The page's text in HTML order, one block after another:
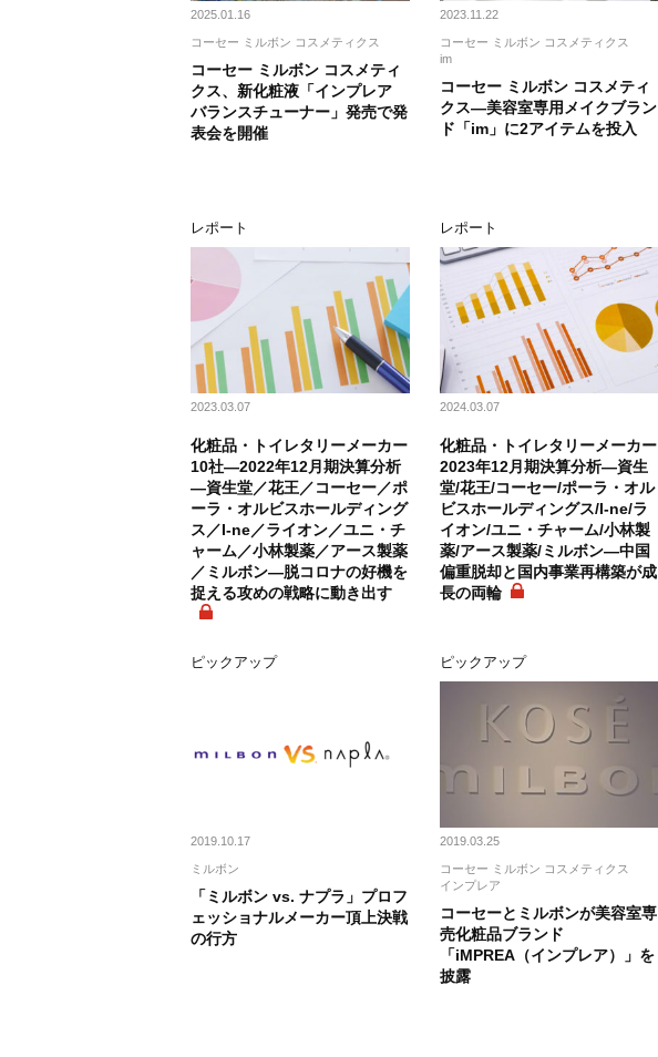
2025.01.16
コーセー ミルボン コスメティクス
コーセー ミルボン コスメティ
クス、新化粧液「インプレア
バランスチューナー」発売で発
表会を開催
2023.11.22
コーセー ミルボン コスメティクス
im
コーセー ミルボン コスメティ
クス―美容室専用メイクブラン
ド「im」に2アイテムを投入
レポート
2023.03.07
化粧品・トイレタリーメーカー
10社―2022年12月期決算分析
―資生堂／花王／コーセー／ポ
ーラ・オルビスホールディング
ス／I-ne／ライオン／ユニ・チ
ャーム／小林製薬／アース製薬
／ミルボン―脱コロナの好機を
捉える攻めの戦略に動き出す
レポート
2024.03.07
化粧品・トイレタリーメーカー
2023年12月期決算分析―資生
堂/花王/コーセー/ポーラ・オル
ビスホールディングス/I-ne/ラ
イオン/ユニ・チャーム/小林製
薬/アース製薬/ミルボン―中国
偏重脱却と国内事業再構築が成
長の両輪
ピックアップ
2019.10.17
ミルボン
「ミルボン vs. ナプラ」プロフ
ェッショナルメーカー頂上決戦
の行方
ピックアップ
2019.03.25
コーセー ミルボン コスメティクス
インプレア
コーセーとミルボンが美容室専
売化粧品ブランド
「iMPREA（インプレア）」を
披露